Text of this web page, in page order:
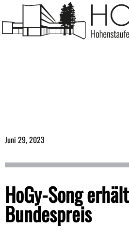
Juni 29, 2023
HoGy-Song erhält
Bundespreis